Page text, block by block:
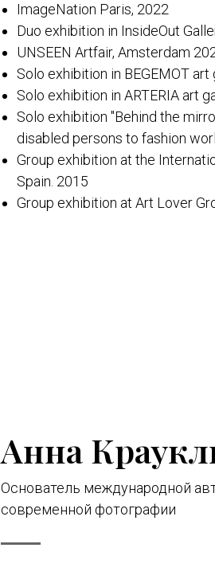
ImageNation Paris, 2022
Duo exhibition in InsideOut
UNSEEN Artfair, Amsterdam
Solo exhibition in BEGEMOT
Solo exhibition in ARTERIA art
Solo exhibition "Behind the
disabled persons to fashion
Group exhibition at the
Spain. 2015
Group exhibition at Art Lover
Анна
Основатель международной
современной фотографии